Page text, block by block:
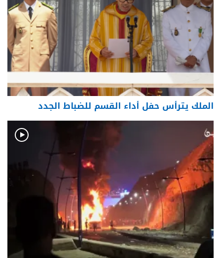
الملك يترأس حفل أداء القسم للضباط الجدد